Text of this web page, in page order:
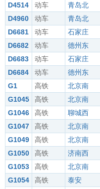
D4514
动车 青岛北
D4960
动车 青岛北
D6681
动车 石家庄
D6682
动车 德州东
D6683
动车 石家庄
D6684
动车 德州东
G1
高铁 北京南
G1045
高铁 北京南
G1046
高铁 聊城西
G1047
高铁 北京南
G1049
高铁 北京南
G1050
高铁 济南西
G1053
高铁 北京南
G1054
高铁 泰安